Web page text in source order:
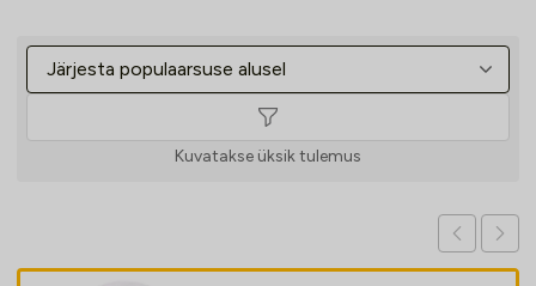
Kuvatakse üksik tulemus